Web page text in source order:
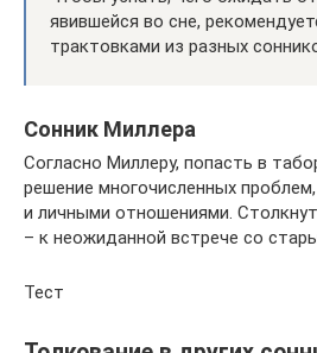
явившейся во сне,
трактовками из разных
Сонник Миллера
Согласно Миллеру, попасть в
решение многочисленных
и личными отношениями.
– к неожиданной встрече со
Тест